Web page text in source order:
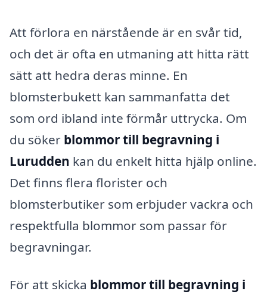
Att förlora en närstående är en svår tid,
och det är ofta en utmaning att hitta rätt
sätt att hedra deras minne. En
blomsterbukett kan sammanfatta det
som ord ibland inte förmår uttrycka. Om
du söker blommor till begravning i
Lurudden kan du enkelt hitta hjälp online.
Det finns flera florister och
blomsterbutiker som erbjuder vackra och
respektfulla blommor som passar för
begravningar.
För att skicka blommor till begravning i